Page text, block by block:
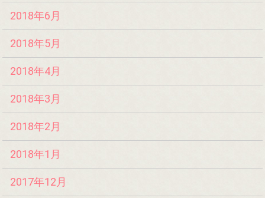
2018年6月
2018年5月
2018年4月
2018年3月
2018年2月
2018年1月
2017年12月